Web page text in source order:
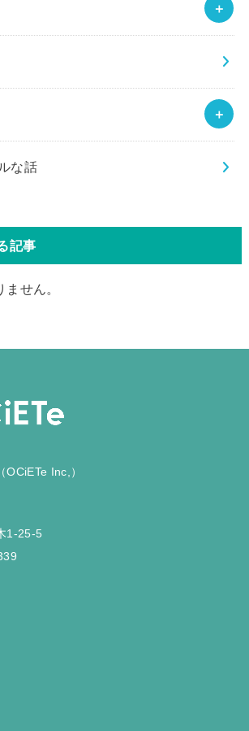
な話
記事
せん。
Inc,）
1-25-5